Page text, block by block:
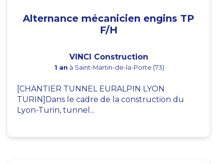
Alternance mécanicien engins TP
F/H
VINCI Construction
1 an à Saint-Martin-de-la-Porte (73)
[CHANTIER TUNNEL EURALPIN LYON
TURIN]Dans le cadre de la construction du
Lyon-Turin, tunnel...